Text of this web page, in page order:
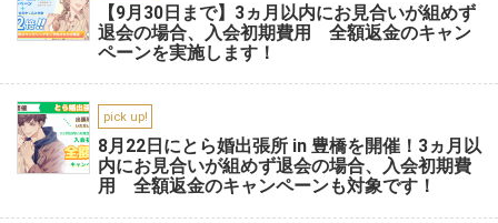
【9月30日まで】3ヵ月以内にお見合いが組めず
退会の場合、入会初期費用 全額返金のキャン
ペーンを実施します！
pick up!
8月22日にとら婚出張所 in 豊橋を開催！3ヵ月以
内にお見合いが組めず退会の場合、入会初期費
用 全額返金のキャンペーンも対象です！